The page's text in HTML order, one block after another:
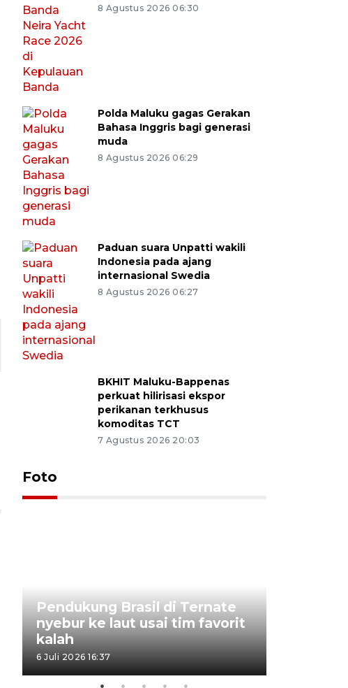
8 Agustus 2026 06:30
Polda Maluku gagas Gerakan
Bahasa Inggris bagi generasi
muda
8 Agustus 2026 06:29
Paduan suara Unpatti wakili
Indonesia pada ajang
internasional Swedia
8 Agustus 2026 06:27
BKHIT Maluku-Bappenas
perkuat hilirisasi ekspor
perikanan terkhusus
komoditas TCT
7 Agustus 2026 20:03
Foto
Pendukung Brasil di Ternate
nyebur ke laut usai tim favorit
kalah
6 Juli 2026 16:37